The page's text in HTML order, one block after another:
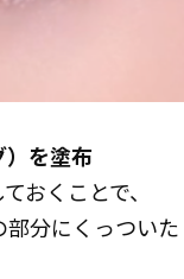
を塗布
おくことで、
部分にくっついた